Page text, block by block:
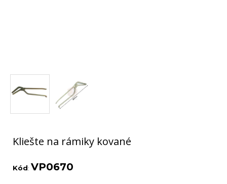
Kliešte na rámiky kované
Kód: VP0670